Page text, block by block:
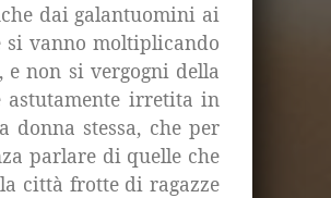
dai galantuomini ai
si vanno moltiplicando
non si vergogni della
astutamente irretita in
stessa, che per
parlare di quelle che
città frotte di ragazze